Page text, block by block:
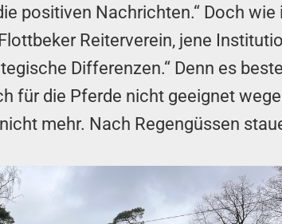
positiven Nachrichten.“ Doch
Reiterverein, jene
Differenzen.“ Denn es
für die Pferde nicht geeignet
mehr. Nach Regengüssen